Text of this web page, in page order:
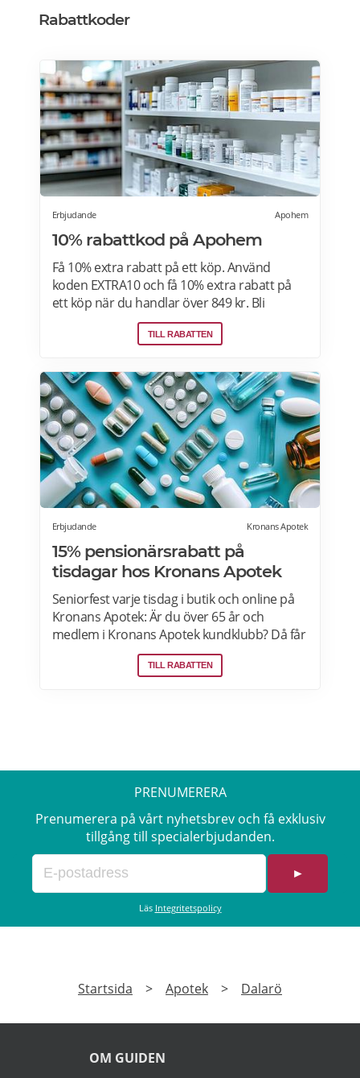
betalningar krävs vid leverans, men ska du
inte handla för mer än 1600 kronor per köp.
Rabattkoder
Erbjudande Apohem
10% rabattkod på Apohem
Få 10% extra rabatt på ett köp. Använd
koden EXTRA10 och få 10% extra rabatt på
ett köp när du handlar över 849 kr. Bli
medlem i Club Apohem och få 15% rabatt på
ditt första köp om du handlar för 299 kr.
TILL RABATTEN
Erbjudande Kronans Apotek
15% pensionärsrabatt på
tisdagar hos Kronans Apotek
Seniorfest varje tisdag i butik och online på
Kronans Apotek: Är du över 65 år och
medlem i Kronans Apotek kundklubb? Då får
du 15% rabatt på tisdagar i butik och online.
För att ta del av erbjudandet online logga in
Erbjudandet gäller varje tisdag för dig som är
medlem och över 65 år i fysiska apotek och
online. Läs mer om pensionärsrabatter på
Kronans Apotek här.
TILL RABATTEN
PRENUMERERA
Prenumerera på vårt nyhetsbrev och få exklusiv
tillgång till specialerbjudanden.
►
Läs Integritetspolicy
Startsida > Apotek > Dalarö
OM GUIDEN